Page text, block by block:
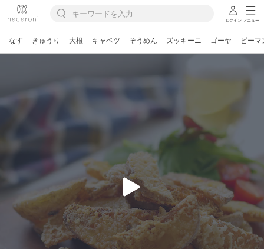
ログイン メニュー
なす きゅうり 大根 キャベツ そうめん ズッキーニ ゴーヤ ピーマ